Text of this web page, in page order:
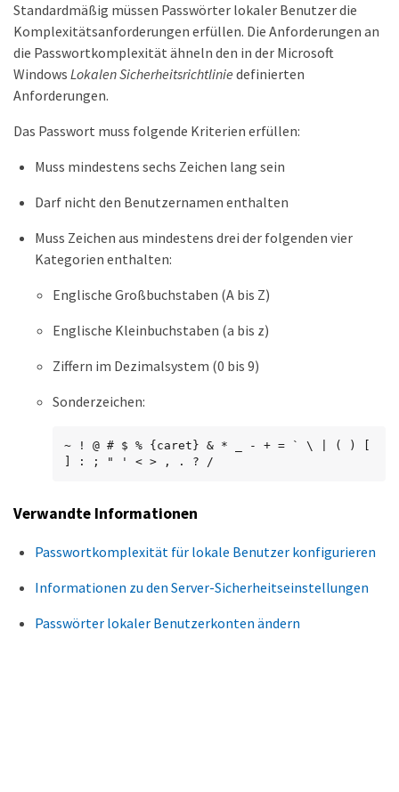
Standardmäßig müssen Passwörter lokaler Benutzer die
Komplexitätsanforderungen erfüllen. Die Anforderungen an
die Passwortkomplexität ähneln den in der Microsoft
Windows Lokalen Sicherheitsrichtlinie definierten
Anforderungen.
Das Passwort muss folgende Kriterien erfüllen:
Muss mindestens sechs Zeichen lang sein
Darf nicht den Benutzernamen enthalten
Muss Zeichen aus mindestens drei der folgenden vier
Kategorien enthalten:
Englische Großbuchstaben (A bis Z)
Englische Kleinbuchstaben (a bis z)
Ziffern im Dezimalsystem (0 bis 9)
Sonderzeichen:
~ ! @ # $ % {caret} & * _ - + = ` \ | ( ) [
] : ; " ' < > , . ? /
Verwandte Informationen
Passwortkomplexität für lokale Benutzer konfigurieren
Informationen zu den Server-Sicherheitseinstellungen
Passwörter lokaler Benutzerkonten ändern